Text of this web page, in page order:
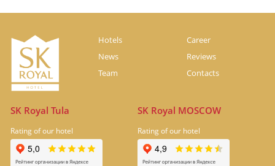
Hotels
News
Team
Career
Reviews
Contacts
SK Royal Tula
Rating of our hotel
SK Royal MOSCOW
Rating of our hotel